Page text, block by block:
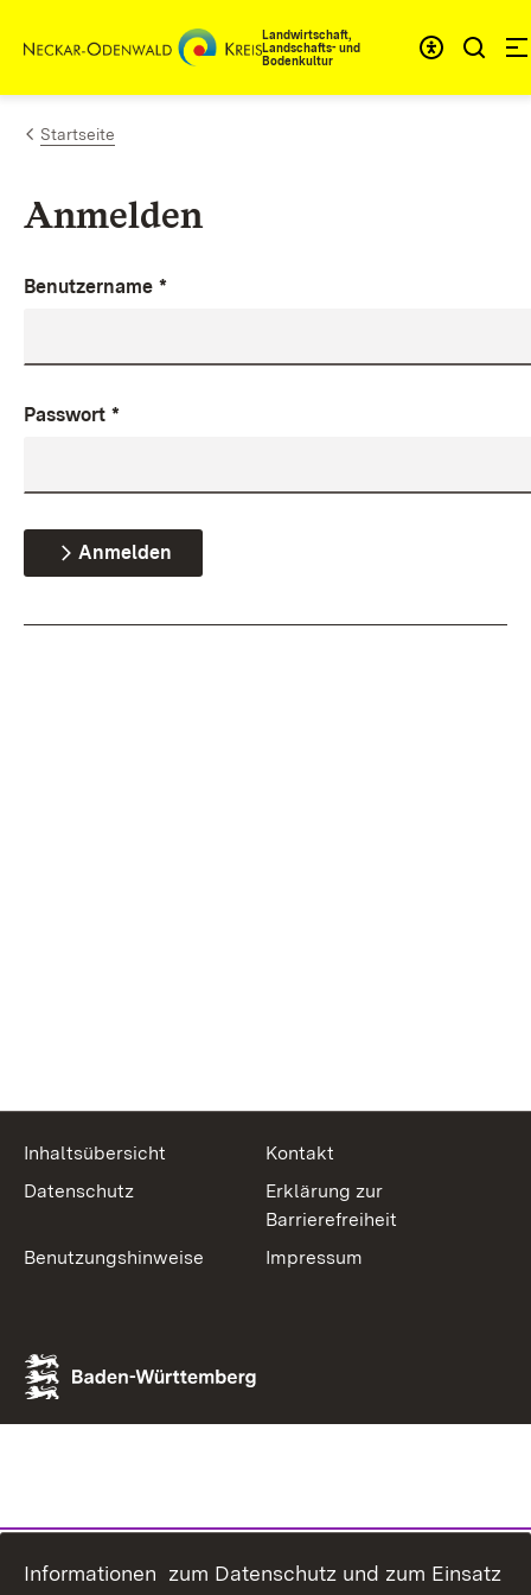
Zum Inhalt springen
Landwirtschaft,
Landschafts- und
Bodenkultur
Startseite
Anmelden
Benutzername *
Passwort *
Anmelden
Inhaltsübersicht
Kontakt
Datenschutz
Erklärung zur
Barrierefreiheit
Benutzungshinweise
Impressum
Informationen zum Datenschutz und zum Einsatz